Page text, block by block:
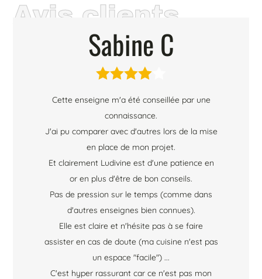
Avis clients
Sabine C

Cette enseigne m'a été conseillée par une
connaissance.
J'ai pu comparer avec d'autres lors de la mise
en place de mon projet.
Et clairement Ludivine est d'une patience en
or en plus d'être de bon conseils.
Pas de pression sur le temps (comme dans
d'autres enseignes bien connues).
Elle est claire et n'hésite pas à se faire
assister en cas de doute (ma cuisine n'est pas
un espace "facile") ...
C'est hyper rassurant car ce n'est pas mon